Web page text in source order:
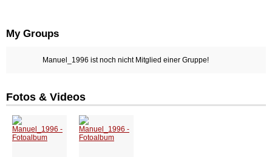
My Groups
Manuel_1996 ist noch nicht Mitglied einer Gruppe!
Fotos & Videos